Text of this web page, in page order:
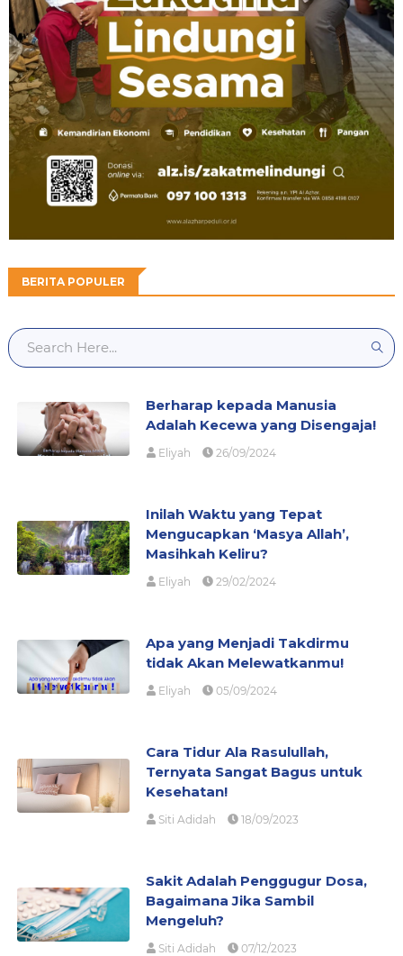
BERITA POPULER
Berharap kepada Manusia
Adalah Kecewa yang Disengaja!
Eliyah 26/09/2024
Inilah Waktu yang Tepat
Mengucapkan ‘Masya Allah’,
Masihkah Keliru?
Eliyah 29/02/2024
Apa yang Menjadi Takdirmu
tidak Akan Melewatkanmu!
Eliyah 05/09/2024
Cara Tidur Ala Rasulullah,
Ternyata Sangat Bagus untuk
Kesehatan!
Siti Adidah 18/09/2023
Sakit Adalah Penggugur Dosa,
Bagaimana Jika Sambil
Mengeluh?
Siti Adidah 07/12/2023